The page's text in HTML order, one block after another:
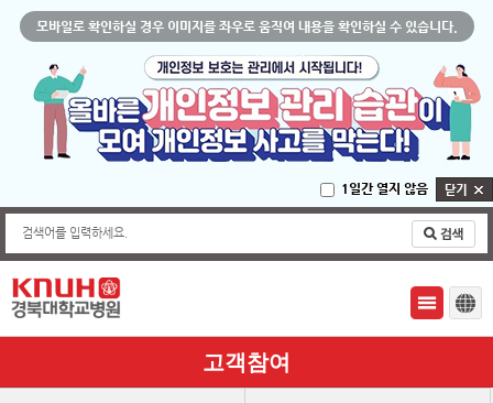
모바일로 확인하실 경우 이미지를 좌우로 움직여 내용을 확인하실 수 있습니다.
1일간 열지 않음
검색어를 입력하세요.
고객참여